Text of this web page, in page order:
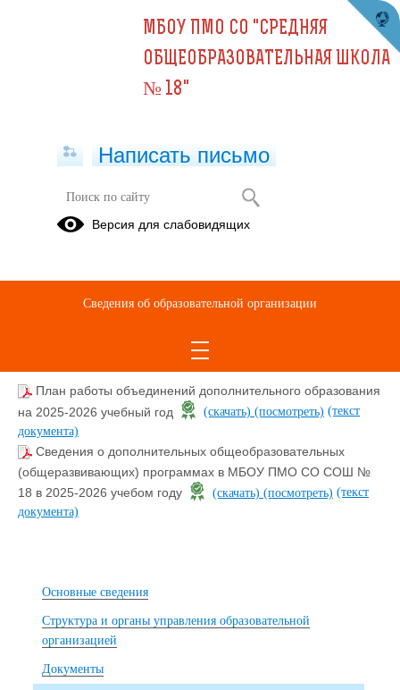
Дополнительные образовательные
Описание образовательной программы
План работы объединений дополнительного образования
на 2025-2026 учебный год
(скачать) (посмотреть) (текст
документа)
Сведения о дополнительных общеобразовательных
(общеразвивающих) программах в МБОУ ПМО СО СОШ №
18 в 2025-2026 учебом году
(скачать) (посмотреть) (текст
документа)
Основные сведения
Структура и органы управления образовательной
организацией
Документы
МБОУ ПМО СО "СРЕДНЯЯ
ОБЩЕОБРАЗОВАТЕЛЬНАЯ ШКОЛА
№ 18"
Написать письмо
Версия для слабовидящих
Сведения об образовательной организации